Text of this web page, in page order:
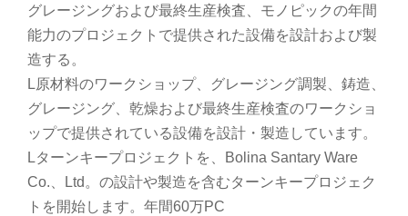
グレージングおよび最終生産検査、モノピックの年間
能力のプロジェクトで提供された設備を設計および製
造する。
L原材料のワークショップ、グレージング調製、鋳造、
グレージング、乾燥および最終生産検査のワークショ
ップで提供されている設備を設計・製造しています。
Lターンキープロジェクトを、Bolina Santary Ware
Co.、Ltd。の設計や製造を含むターンキープロジェク
トを開始します。年間60万PC